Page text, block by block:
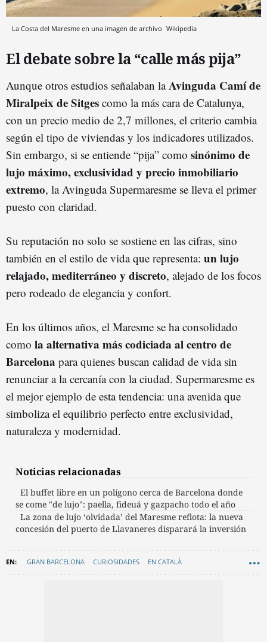
La Costa del Maresme en una imagen de archivo Wikipedia
El debate sobre la “calle más pija”
Aunque otros estudios señalaban laAvinguda Camí de
Miralpeix de Sitges como la más cara de Catalunya,
con un precio medio de 2,7 millones, el criterio cambia
según el tipo de viviendas y los indicadores utilizados.
Sin embargo, si se entiende “pija” como sinónimo de
lujo máximo, exclusividad y precio inmobiliario
extremo, la Avinguda Supermaresme se lleva el primer
puesto con claridad.
Su reputación no solo se sostiene en las cifras, sino
también en el estilo de vida que representa: un lujo
relajado, mediterráneo y discreto, alejado de los focos
pero rodeado de elegancia y confort.
En los últimos años, el Maresme se ha consolidado
como la alternativa más codiciada al centro de
Barcelona para quienes buscan calidad de vida sin
renunciar a la cercanía con la ciudad. Supermaresme es
el mejor ejemplo de esta tendencia: una avenida que
simboliza el equilibrio perfecto entre exclusividad,
naturaleza y modernidad.
Noticias relacionadas
El buffet libre en un polígono cerca de Barcelona donde
se come "de lujo": paella, fideuá y gazpacho todo el año
La zona de lujo ‘olvidada’ del Maresme reflota: la nueva
concesión del puerto de Llavaneres disparará la inversión
GRAN BARCELONA CURIOSIDADES EN CATALÀ